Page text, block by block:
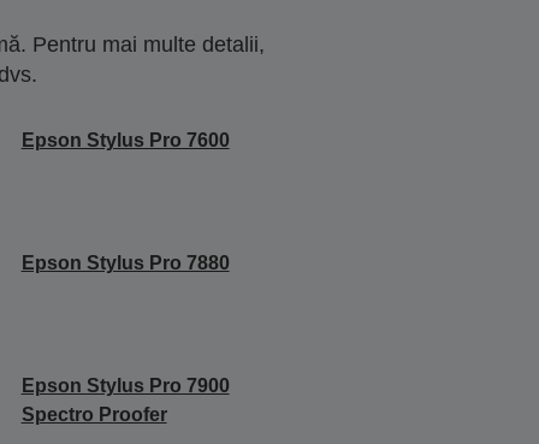
Pentru mai multe detalii,
Epson Stylus Pro 7600
Epson Stylus Pro 7880
Epson Stylus Pro 7900
Spectro Proofer